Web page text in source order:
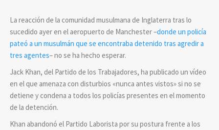
La reacción de la comunidad musulmana de Inglaterra tras lo
sucedido ayer en el aeropuerto de Manchester –donde un policía
pateó a un musulmán que se encontraba detenido tras agredir a
tres agentes– no se ha hecho esperar.
Jack Khan, del Partido de los Trabajadores, ha publicado un vídeo
en el que amenaza con disturbios «nunca antes vistos» si no se
detiene y condena a todos los policías presentes en el momento
de la detención.
Khan abandonó el Partido Laborista por su postura frente a los